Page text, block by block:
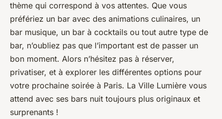
thème qui correspond à vos attentes. Que vous
préfériez un bar avec des animations culinaires, un
bar musique, un bar à cocktails ou tout autre type de
bar, n’oubliez pas que l’important est de passer un
bon moment. Alors n’hésitez pas à réserver,
privatiser, et à explorer les différentes options pour
votre prochaine soirée à Paris. La Ville Lumière vous
attend avec ses bars nuit toujours plus originaux et
surprenants !